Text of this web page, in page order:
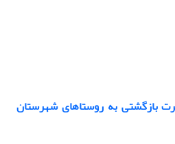
بازگشتی به روستاهای شهرستان